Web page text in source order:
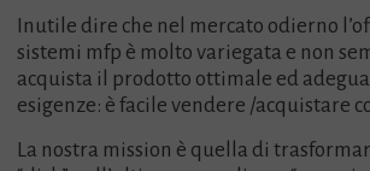
Inutile dire che nel mercato odierno
sistemi mfp è molto variegata e non
acquista il prodotto ottimale ed
esigenze: è facile vendere /acquistare
La nostra mission è quella di